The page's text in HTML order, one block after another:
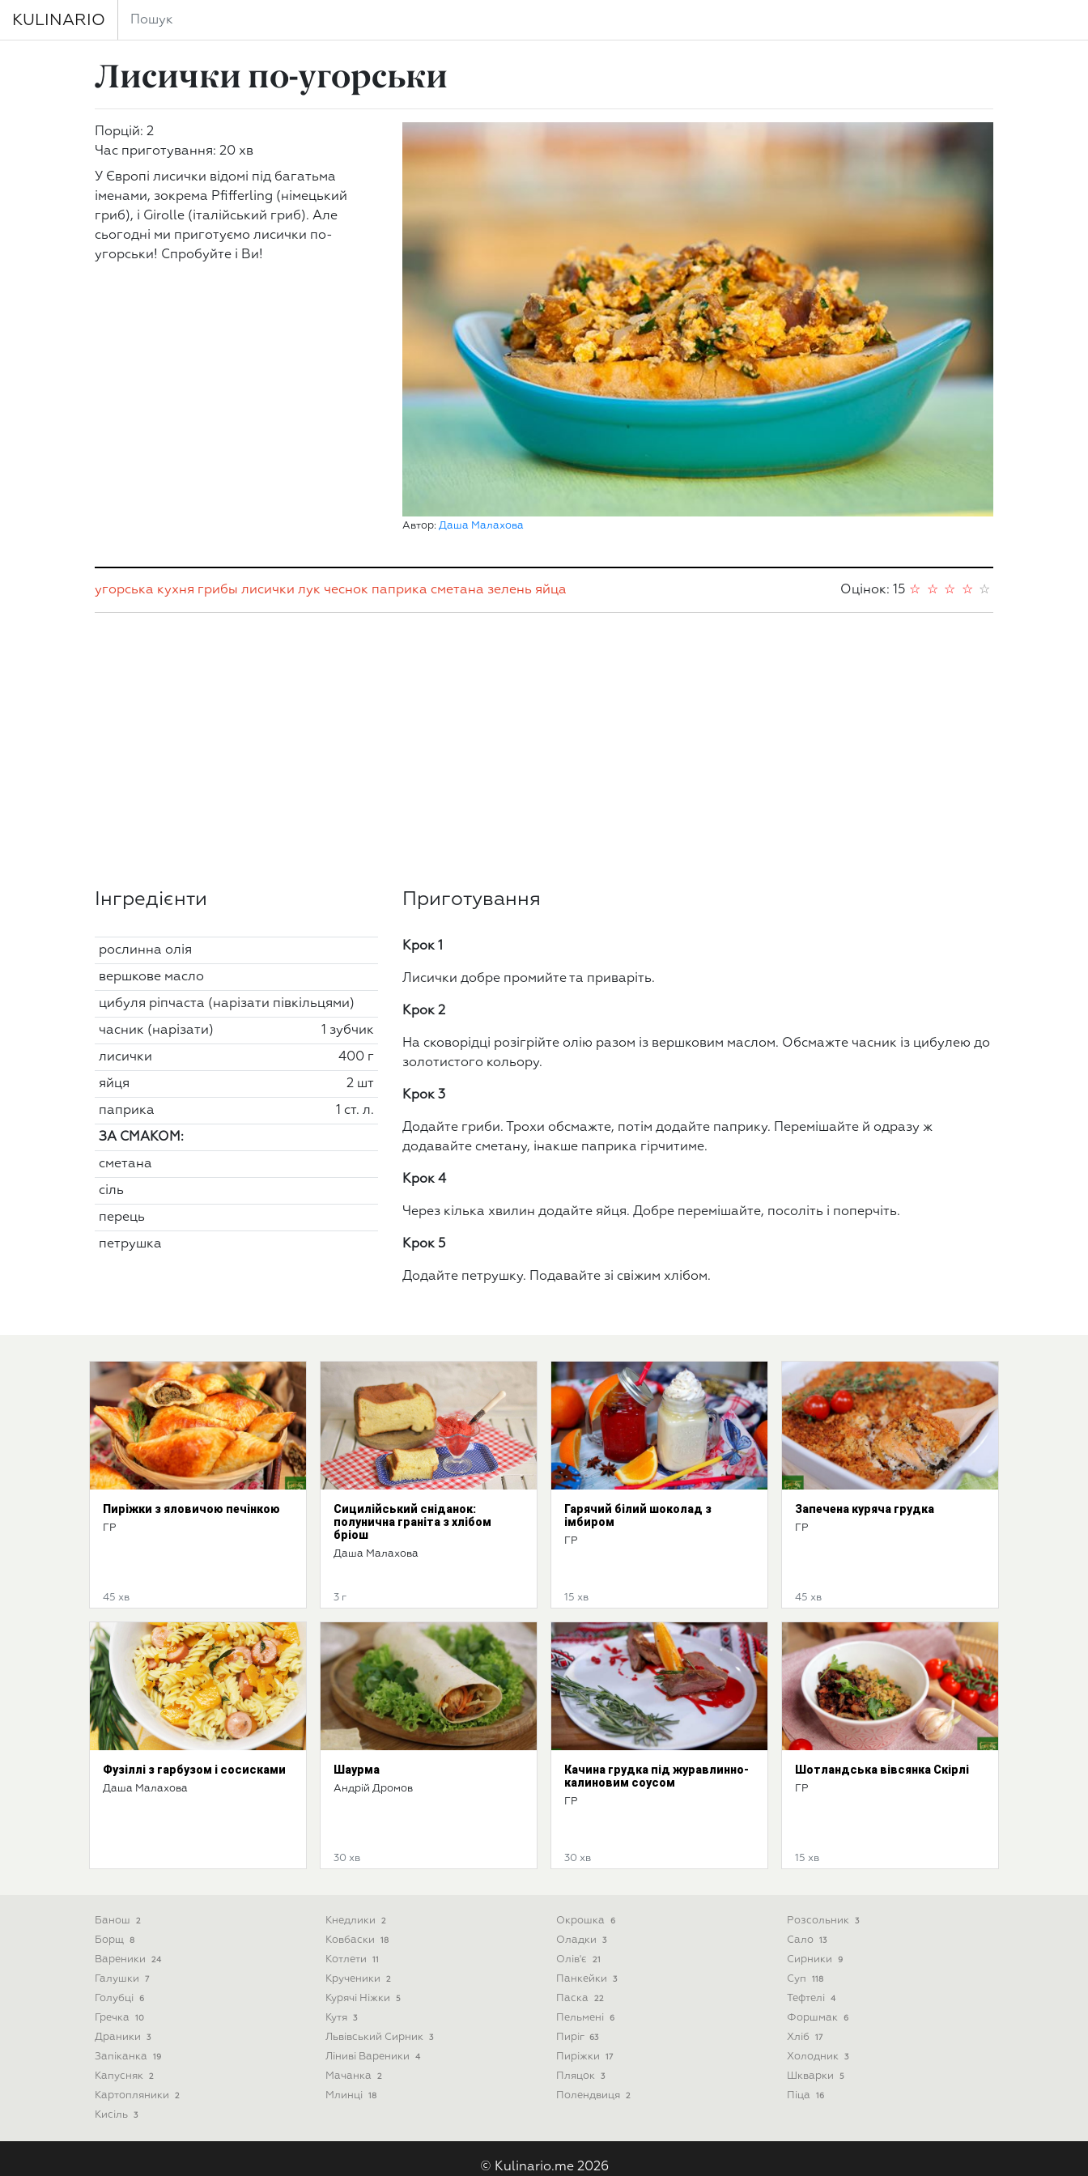
KULINARIO
Лисички по-угорськи
Автор: Даша Малахова
Порцій: 2
Час приготування: 20 хв
У Європі лисички відомі під багатьма
іменами, зокрема Pfifferling (німецький
гриб), і Girolle (італійський гриб). Але
сьогодні ми приготуємо лисички по-
угорськи! Спробуйте і Ви!
угорська кухня грибы лисички лук чеснок паприка сметана зелень яйца Оцінок: 15 ☆
☆
☆
☆
☆
Інгредієнти
рослинна олія
вершкове масло
цибуля ріпчаста (нарізати півкільцями)
часник (нарізати) 1 зубчик
лисички 400 г
яйця 2 шт
паприка 1 ст. л.
ЗА СМАКОМ:
сметана
сіль
перець
петрушка
Приготування
Крок 1
Лисички добре промийте та приваріть.
Крок 2
На сковорідці розігрійте олію разом із вершковим маслом. Обсмажте часник із цибулею до
золотистого кольору.
Крок 3
Додайте гриби. Трохи обсмажте, потім додайте паприку. Перемішайте й одразу ж
додавайте сметану, інакше паприка гірчитиме.
Крок 4
Через кілька хвилин додайте яйця. Добре перемішайте, посоліть і поперчіть.
Крок 5
Додайте петрушку. Подавайте зі свіжим хлібом.
Пиріжки з яловичою печінкою
ГР
45 хв
Сицилійський сніданок:
полунична граніта з хлібом
бріош
Даша Малахова
3 г
Гарячий білий шоколад з
імбиром
ГР
15 хв
Запечена куряча грудка
ГР
45 хв
Фузіллі з гарбузом і сосисками
Даша Малахова
Шаурма
Андрій Дромов
30 хв
Качина грудка під журавлинно-
калиновим соусом
ГР
30 хв
Шотландська вівсянка Скірлі
ГР
15 хв
Банош 2
Борщ 8
Вареники 24
Галушки 7
Голубці 6
Гречка 10
Драники 3
Запіканка 19
Капусняк 2
Картопляники 2
Кисіль 3
Кнедлики 2
Ковбаски 18
Котлети 11
Крученики 2
Курячі Ніжки 5
Кутя 3
Львівський Сирник 3
Ліниві Вареники 4
Мачанка 2
Млинці 18
Окрошка 6
Оладки 3
Олів'є 21
Панкейки 3
Паска 22
Пельмені 6
Пиріг 63
Пиріжки 17
Пляцок 3
Полендвиця 2
Розсольник 3
Сало 13
Сирники 9
Суп 118
Тефтелі 4
Форшмак 6
Хліб 17
Холодник 3
Шкварки 5
Піца 16
© Kulinario.me 2026